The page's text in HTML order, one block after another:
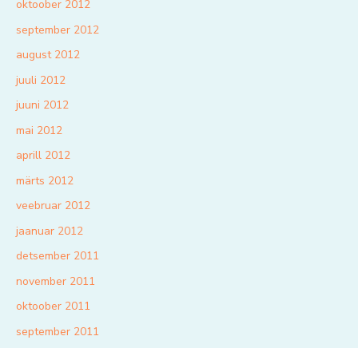
oktoober 2012
september 2012
august 2012
juuli 2012
juuni 2012
mai 2012
aprill 2012
märts 2012
veebruar 2012
jaanuar 2012
detsember 2011
november 2011
oktoober 2011
september 2011